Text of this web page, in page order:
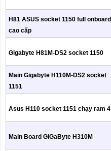
H81 ASUS socket 1150 full onboard
cao cấp
Gigabyte H81M-DS2 socket 1150
Main Gigabyte H110M-DS2 socket
1151
Asus H110 socket 1151 chạy ram 4
Main Board GiGaByte H310M